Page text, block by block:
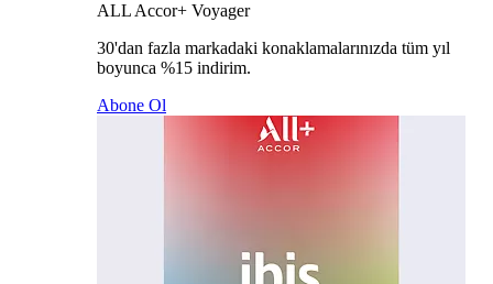
ALL Accor+ Voyager
30'dan fazla markadaki konaklamalarınızda tüm yıl
boyunca %15 indirim.
Abone Ol